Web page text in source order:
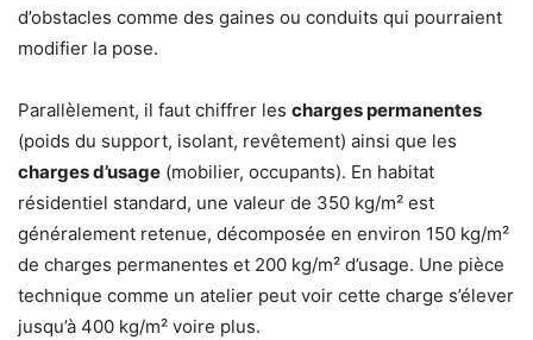
d’obstacles comme des gaines ou conduits qui pourraient
modifier la pose.
Parallèlement, il faut chiffrer les charges permanentes
(poids du support, isolant, revêtement) ainsi que les
charges d’usage (mobilier, occupants). En habitat
résidentiel standard, une valeur de 350 kg/m² est
généralement retenue, décomposée en environ 150 kg/m²
de charges permanentes et 200 kg/m² d’usage. Une pièce
technique comme un atelier peut voir cette charge s’élever
jusqu’à 400 kg/m² voire plus.